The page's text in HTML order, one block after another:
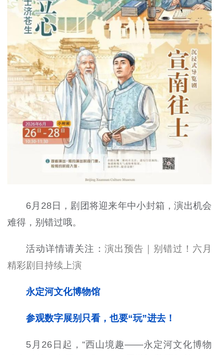
6月28日，剧团将迎来年中小封箱，演出机会
难得，别错过哦。
活动详情请关注： 演出预告｜别错过！六月
精彩剧目持续上演
永定河文化博物馆
参观数字展别只看，也要“玩”进去！
5月26日起，“西山境趣——永定河文化博物